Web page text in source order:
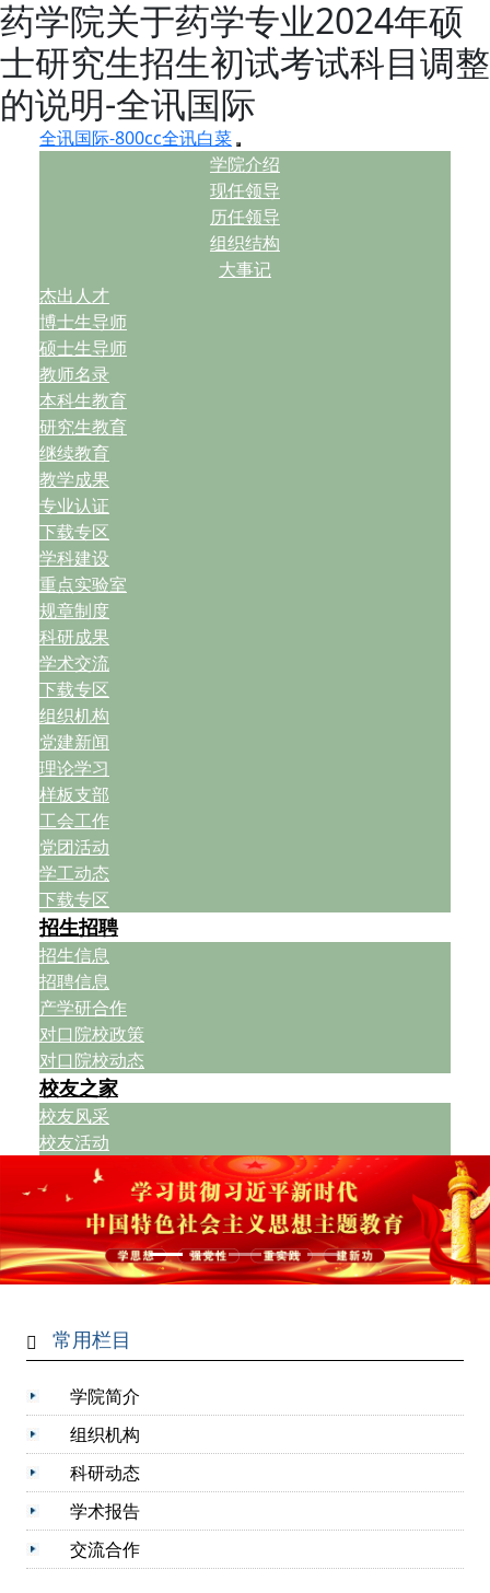
药学院关于药学专业2024年硕
士研究生招生初试考试科目调整
的说明-全讯国际
全讯国际-800cc全讯白菜
学院介绍
现任领导
历任领导
组织结构
大事记
杰出人才
博士生导师
硕士生导师
教师名录
本科生教育
研究生教育
继续教育
教学成果
专业认证
下载专区
学科建设
重点实验室
规章制度
科研成果
学术交流
下载专区
组织机构
党建新闻
理论学习
样板支部
工会工作
党团活动
学工动态
下载专区
招生招聘
招生信息
招聘信息
产学研合作
对口院校政策
对口院校动态
校友之家
校友风采
校友活动
常用栏目
学院简介
组织机构
科研动态
学术报告
交流合作